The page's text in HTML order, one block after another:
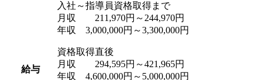
給与
入社～指導員資格取得まで
月収 211,970円～244,970円
年収 3,000,000円～3,300,000円
資格取得直後
月収 294,595円～421,965円
年収 4,600,000円～5,000,000円